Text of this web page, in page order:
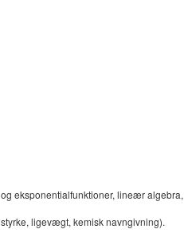
eksponentialfunktioner, lineær
ligevægt, kemisk navngivning).